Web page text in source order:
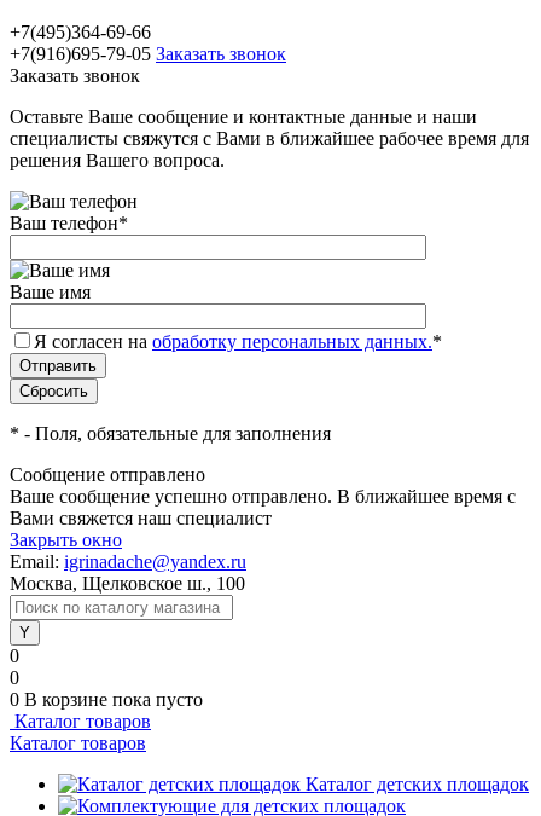
+7(495)364-69-66
+7(916)695-79-05 Заказать звонок
Заказать звонок
Оставьте Ваше сообщение и контактные данные и наши
специалисты свяжутся с Вами в ближайшее рабочее время для
решения Вашего вопроса.
Ваш телефон*
Ваше имя
Я согласен на обработку персональных данных.*
* - Поля, обязательные для заполнения
Сообщение отправлено
Ваше сообщение успешно отправлено. В ближайшее время с
Вами свяжется наш специалист
Закрыть окно
Email: igrinadache@yandex.ru
Москва, Щелковское ш., 100
0
0
0 В корзине пока пусто
Каталог товаров
Каталог товаров
Каталог детских площадок